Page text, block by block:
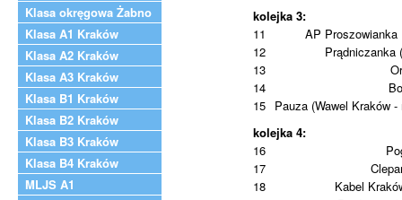
Klasa okręgowa Żabno
Klasa A1 Kraków
Klasa A2 Kraków
Klasa A3 Kraków
Klasa B1 Kraków
Klasa B2 Kraków
Klasa B3 Kraków
Klasa B4 Kraków
MLJS A1
kolejka 3:
11
AP Proszowianka
12
Prądniczanka
13
14
15 Pauza (Wawel Kraków
kolejka 4:
16
17
18
Kabel